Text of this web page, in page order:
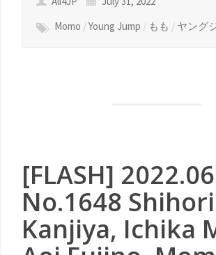
Momo /Young Jump / もも / ヤング
[FLASH]
No.1648 Shihori
Kanjiya, Ichika